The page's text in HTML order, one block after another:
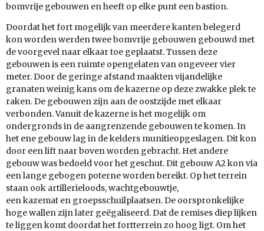
bomvrije gebouwen en heeft op elke punt eenbastion.
Doordat het fort mogelijk van meerdere kanten belegerd
kon worden werden twee bomvrije gebouwen gebouwd met
de voorgevel naar elkaar toe geplaatst. Tussen deze
gebouwen is een ruimte opengelaten van ongeveer vier
meter. Door de geringe afstand maakten vijandelijke
granaten weinig kans om de kazerne op deze zwakke plek te
raken. De gebouwen zijn aan de oostzijde met elkaar
verbonden. Vanuit de kazerne is het mogelijk om
ondergronds in de aangrenzende gebouwen te komen. In
het ene gebouw lag in dekelders munitieopgeslagen. Dit kon
door een lift naar boven worden gebracht. Het andere
gebouw was bedoeld voor het geschut. Dit gebouw A2 kon via
een lange gebogen poterneworden bereikt. Op het terrein
staan ook artillerieloods, wachtgebouwtje,
eenkazemat en groepsschuilplaatsen. De oorspronkelijke
hoge wallen zijn later geëgaliseerd. Dat de remises diep lijken
te liggen komt doordat het fortterrein zo hoog ligt. Om het